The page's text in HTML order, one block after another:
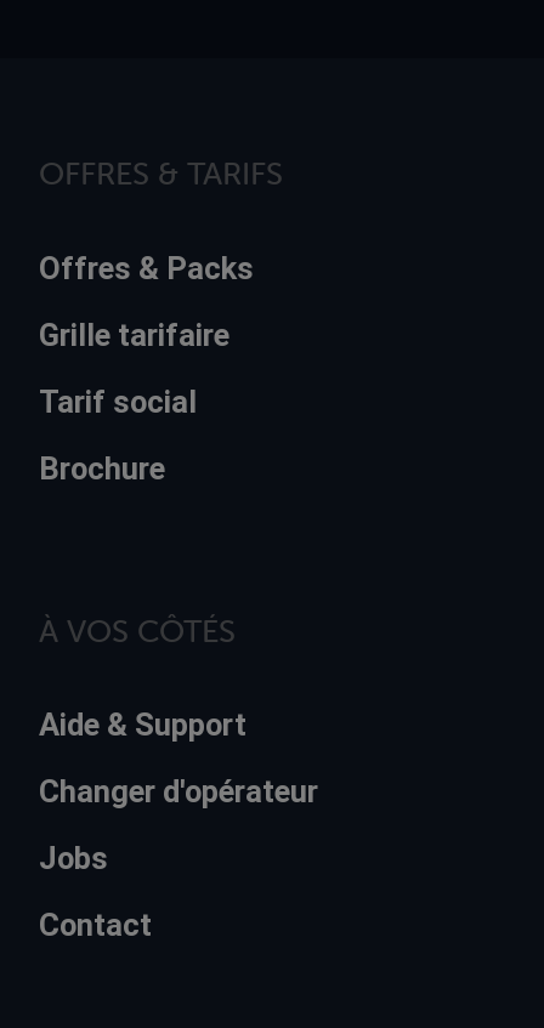
OFFRES & TARIFS
Offres & Packs
Grille tarifaire
Tarif social
Brochure
À VOS CÔTÉS
Aide & Support
Changer d'opérateur
Jobs
Contact